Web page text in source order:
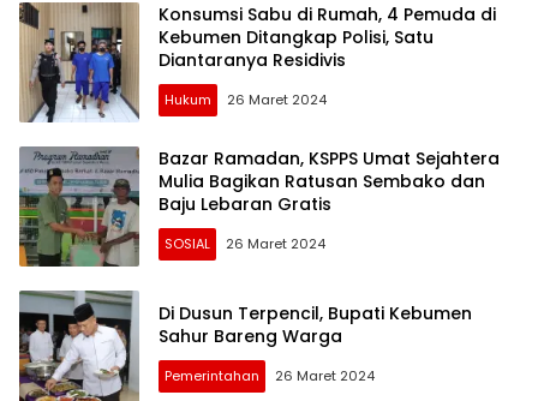
Konsumsi Sabu di Rumah, 4 Pemuda di
Kebumen Ditangkap Polisi, Satu
Diantaranya Residivis
Hukum 26 Maret 2024
Bazar Ramadan, KSPPS Umat Sejahtera
Mulia Bagikan Ratusan Sembako dan
Baju Lebaran Gratis
SOSIAL 26 Maret 2024
Di Dusun Terpencil, Bupati Kebumen
Sahur Bareng Warga
Pemerintahan 26 Maret 2024